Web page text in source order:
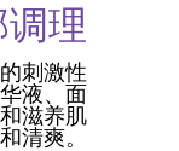
调理
刺激性
液、面
滋养肌
清爽。